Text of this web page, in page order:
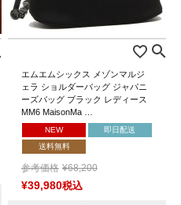
エムエムシックス メゾンマルジ
ェラ ショルダーバッグ ジャパニ
ーズバッグ ブラック レディース
MM6 MaisonMa …
NEW
即日配送
送料無料
参考価格 ¥68,200
¥39,980税込